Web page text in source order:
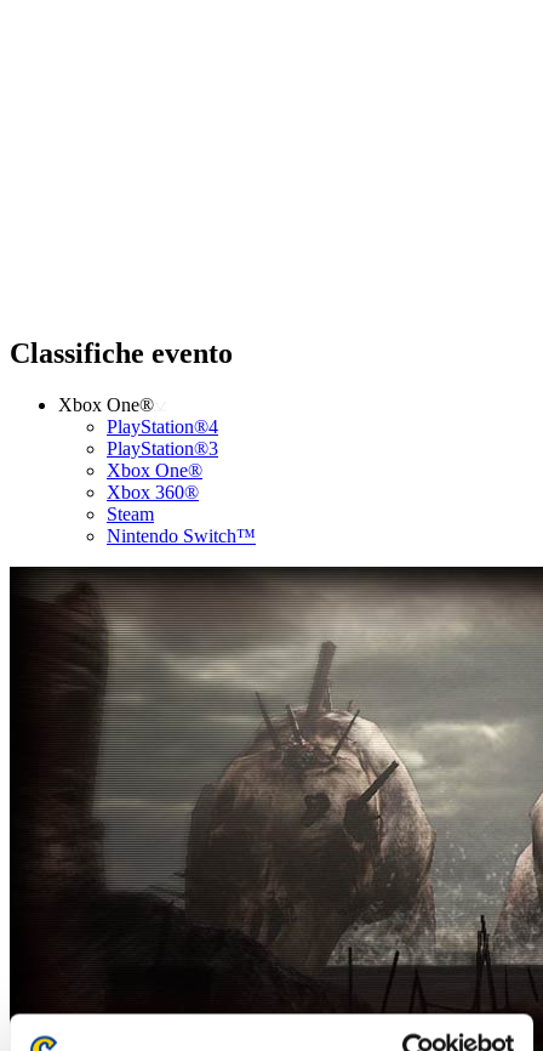
Classifiche evento
Xbox One®
PlayStation®4
PlayStation®3
Xbox One®
Xbox 360®
Steam
Nintendo Switch™